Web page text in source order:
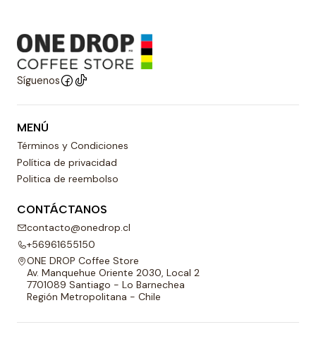
Síguenos
MENÚ
Términos y Condiciones
Política de privacidad
Politica de reembolso
CONTÁCTANOS
contacto@onedrop.cl
+56961655150
ONE DROP Coffee Store
Av. Manquehue Oriente 2030, Local 2
7701089 Santiago - Lo Barnechea
Región Metropolitana - Chile